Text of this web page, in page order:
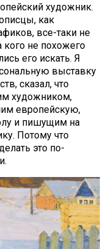
художник.
как
все-таки не
кого не похожего
его искать. Я
выставку
сказал, что
художником,
европейскую,
и пишущим на
Потому что
это по-